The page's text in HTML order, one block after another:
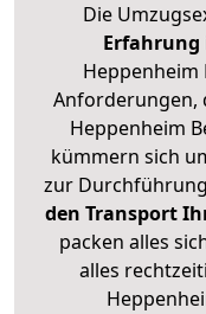
Die
Erfahrung
Heppenheim
Anforderungen,
Heppenheim
kümmern sich
zur
den Transport
packen alles
alles